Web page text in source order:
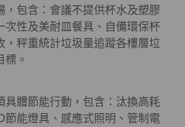
，包含：會議不提供杯水及塑膠
次性及美耐皿餐具、自備環保杯
，秤重統計垃圾量追蹤各樓層垃
標。
具體節能行動，包含：汰換高耗
節能燈具、感應式照明、管制電